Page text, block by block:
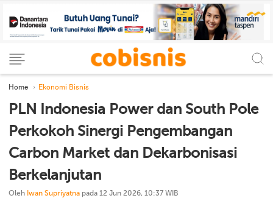
Home Ekonomi Bisnis
PLN Indonesia Power dan South Pole
Perkokoh Sinergi Pengembangan
Carbon Market dan Dekarbonisasi
Berkelanjutan
Oleh Iwan Supriyatna pada 12 Jun 2026, 10:37 WIB